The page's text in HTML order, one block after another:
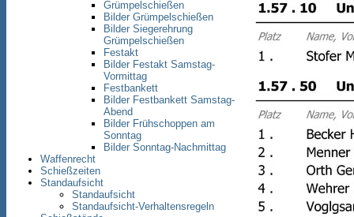
Grümpelschießen
Bilder Grümpelschießen
Bilder Siegerehrung
Grümpelschießen
Festakt
Bilder Festakt Samstag-
Vormittag
Festbankett
Bilder Festbankett Samstag-
Abend
Bilder Frühschoppen am
Sonntag
Bilder Sonntag-Nachmittag
Waffenrecht
Schießzeiten
Standaufsicht
Standaufsicht
Standaufsicht-Verhaltensregeln